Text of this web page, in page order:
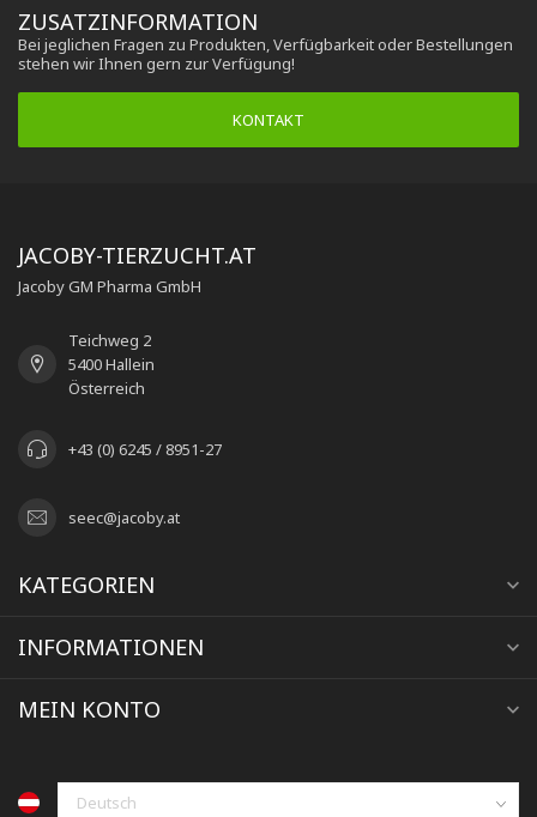
ZUSATZINFORMATION
Bei jeglichen Fragen zu Produkten, Verfügbarkeit oder Bestellungen
stehen wir Ihnen gern zur Verfügung!
KONTAKT
JACOBY-TIERZUCHT.AT
Jacoby GM Pharma GmbH
Teichweg 2
5400 Hallein
Österreich
+43 (0) 6245 / 8951-27
seec@jacoby.at
KATEGORIEN
INFORMATIONEN
MEIN KONTO